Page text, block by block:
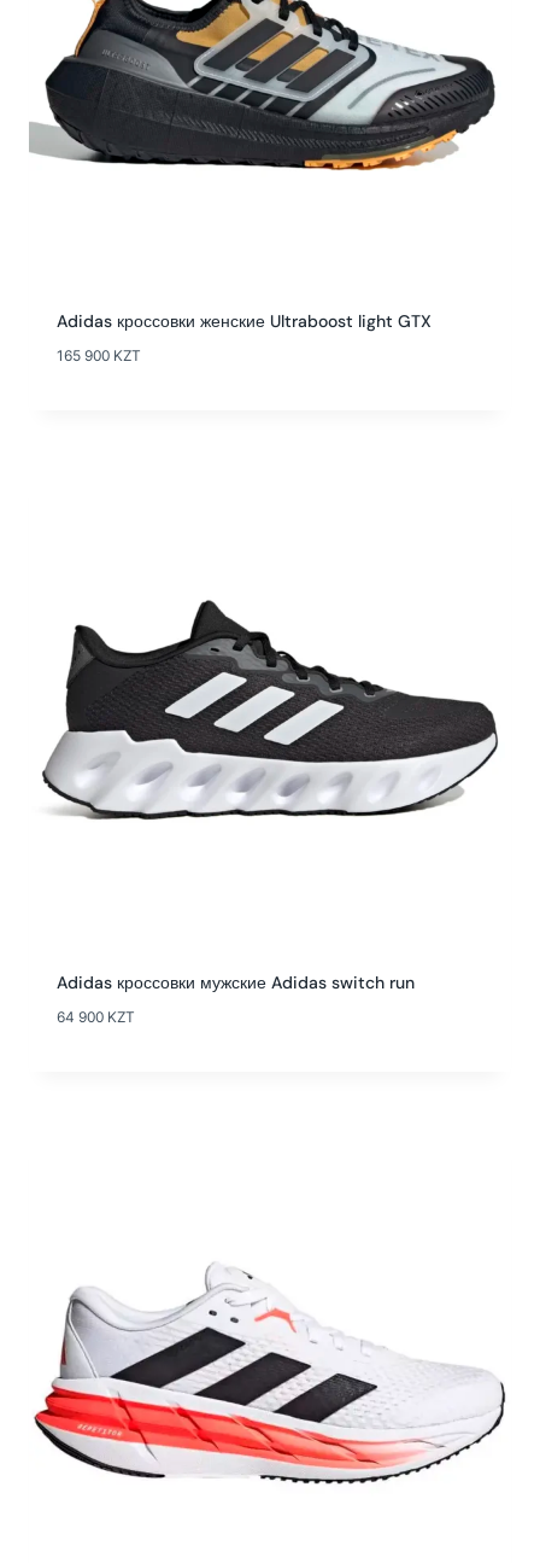
Adidas кроссовки женские Ultraboost light GTX
165 900 KZT
Adidas кроссовки мужские Adidas switch run
64 900 KZT